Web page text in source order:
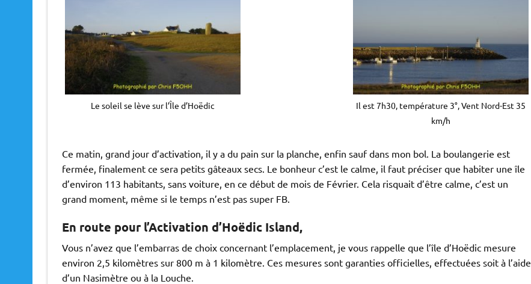
Il est 7h30, température 3°, Vent Nord-Est 35
km/h
Le soleil se lève sur l’Île d’Hoëdic
Ce matin, grand jour d’activation, il y a du pain sur la planche, enfin sauf dans mon bol. La boulangerie est
fermée, finalement ce sera petits gâteaux secs. Le bonheur c’est le calme, il faut préciser que habiter une île
d’environ 113 habitants, sans voiture, en ce début de mois de Février. Cela risquait d’être calme, c’est un
grand moment, même si le temps n’est pas super FB.
En route pour l’Activation d’Hoëdic Island,
Vous n’avez que l’embarras de choix concernant l’emplacement, je vous rappelle que l’île d’Hoëdic mesure
environ 2,5 kilomètres sur 800 m à 1 kilomètre. Ces mesures sont garanties officielles, effectuées soit à l’aide
d’un Nasimètre ou à la Louche.